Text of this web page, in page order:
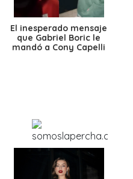
El inesperado mensaje
que Gabriel Boric le
mandó a Cony Capelli